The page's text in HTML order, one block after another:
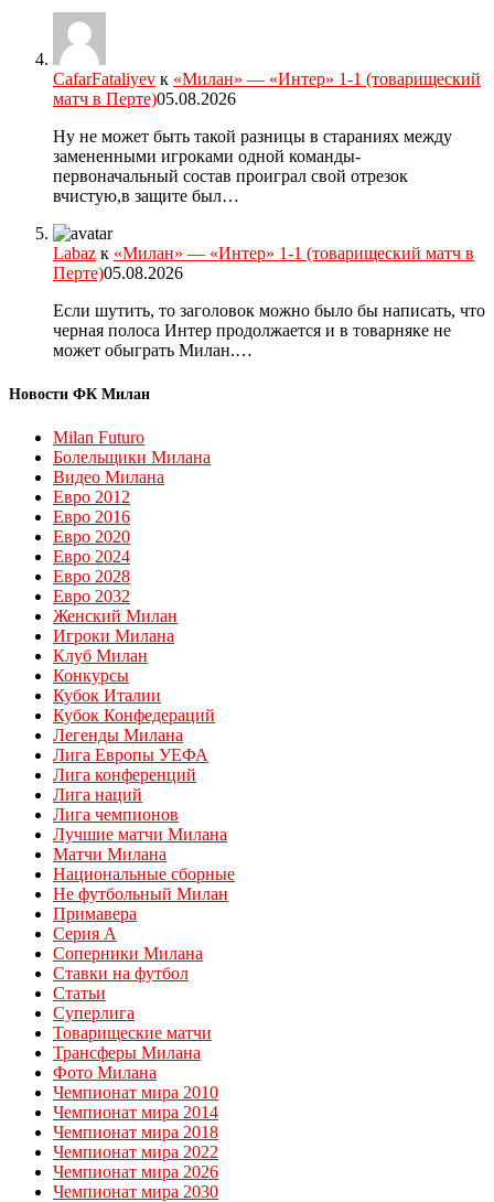
CafarFataliyev к «Милан» — «Интер» 1-1 (товарищеский
матч в Перте)05.08.2026
Ну не может быть такой разницы в стараниях между
замененными игроками одной команды-
первоначальный состав проиграл свой отрезок
вчистую,в защите был…
Labaz к «Милан» — «Интер» 1-1 (товарищеский матч в
Перте)05.08.2026
Если шутить, то заголовок можно было бы написать, что
черная полоса Интер продолжается и в товарняке не
может обыграть Милан.…
Новости ФК Милан
Milan Futuro
Болельщики Милана
Видео Милана
Евро 2012
Евро 2016
Евро 2020
Евро 2024
Евро 2028
Евро 2032
Женский Милан
Игроки Милана
Клуб Милан
Конкурсы
Кубок Италии
Кубок Конфедераций
Легенды Милана
Лига Европы УЕФА
Лига конференций
Лига наций
Лига чемпионов
Лучшие матчи Милана
Матчи Милана
Национальные сборные
Не футбольный Милан
Примавера
Серия А
Соперники Милана
Ставки на футбол
Статьи
Суперлига
Товарищеские матчи
Трансферы Милана
Фото Милана
Чемпионат мира 2010
Чемпионат мира 2014
Чемпионат мира 2018
Чемпионат мира 2022
Чемпионат мира 2026
Чемпионат мира 2030